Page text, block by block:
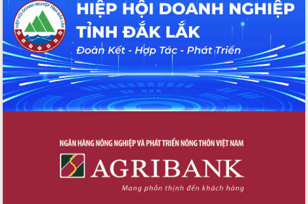
Hội thảo khoa học “Giải pháp thúc đẩy
phát triển nền kinh tế xanh tại tỉnh
Đắk Lắk”
Tăng cường giám sát, đôn đốc thực
hiện nhiệm vụ quản lý tài sản công
hàng tuần
Tháo gỡ những vướng mắc, đẩy mạnh
Đắk Lắk: Tôn vinh 46 giải pháp tại Hội
thi Sáng tạo Kỹ thuật 2024 - 2025
Đắk Lắk rà soát, điều chỉnh Đề án 190